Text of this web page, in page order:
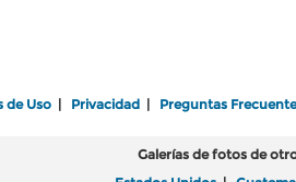
de Uso Privacidad Preguntas
Galerías de fotos de